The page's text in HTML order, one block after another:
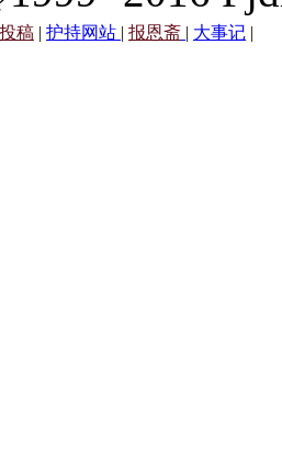
稿 | 护持网站 | 报恩斋 | 大事记 |